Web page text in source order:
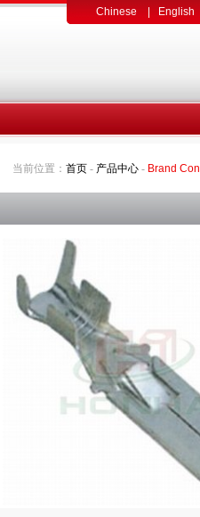
Chinese| English
当前位置： 首页- 产品中心- Brand